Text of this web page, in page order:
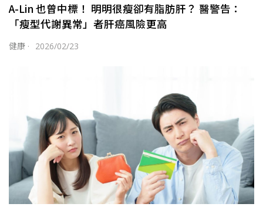
A-Lin 也曾中標！ 明明很瘦卻有脂肪肝？ 醫警告：
「瘦型代謝異常」者肝癌風險更高
健康 · 2026/02/23